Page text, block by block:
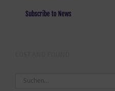
Subscribe to News
Suche